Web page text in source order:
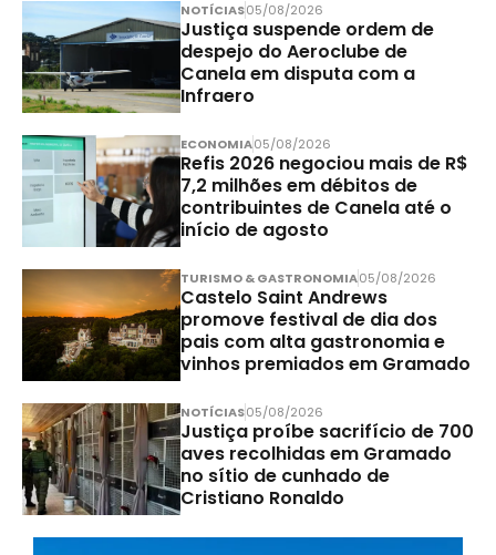
NOTÍCIAS05/08/2026
Justiça suspende ordem de
despejo do Aeroclube de
Canela em disputa com a
Infraero
ECONOMIA05/08/2026
Refis 2026 negociou mais de R$
7,2 milhões em débitos de
contribuintes de Canela até o
início de agosto
TURISMO & GASTRONOMIA05/08/2026
Castelo Saint Andrews
promove festival de dia dos
pais com alta gastronomia e
vinhos premiados em Gramado
NOTÍCIAS05/08/2026
Justiça proíbe sacrifício de 700
aves recolhidas em Gramado
no sítio de cunhado de
Cristiano Ronaldo